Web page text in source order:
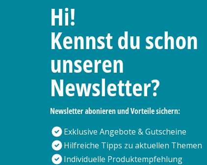
Hi!
Kennst du schon
unseren
Newsletter?
Newsletter abonieren und Vorteile sichern:
Exklusive Angebote & Gutscheine
Hilfreiche Tipps zu aktuellen Themen
Individuelle Produktempfehlung